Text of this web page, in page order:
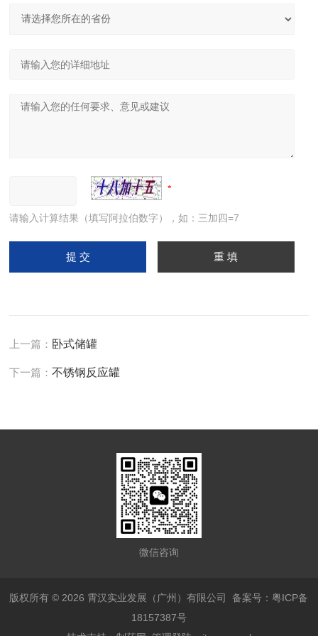
请输入计算结果（填写阿拉伯数字），如：三加四=7
上一篇： 卧式储罐
下一篇：不锈钢反应罐
微信咨询
版权所有 © 2026 霄汉实业发展（广州）有限公司备案号：粤ICP备
18157387号